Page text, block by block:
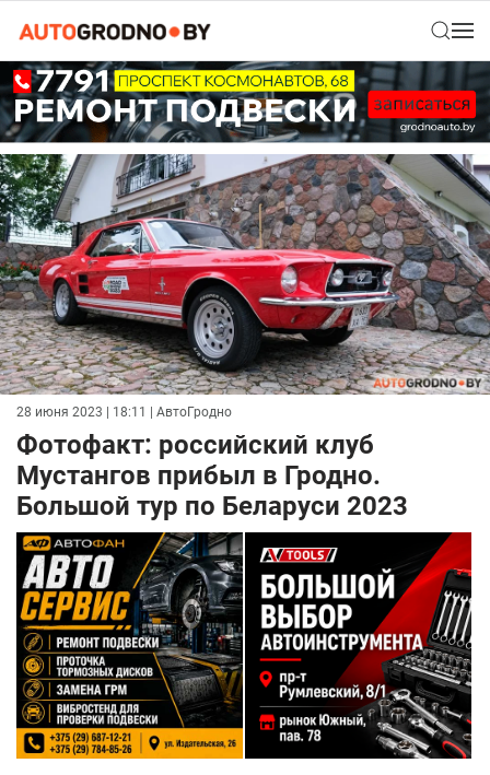
28 июня 2023 | 18:11 | АвтоГродно
Фотофакт: российский клуб
Мустангов прибыл в Гродно.
Большой тур по Беларуси 2023